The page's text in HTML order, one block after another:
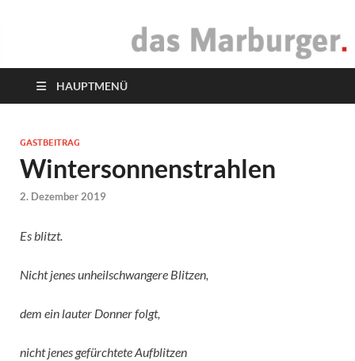
das Marburger.
HAUPTMENÜ
GASTBEITRAG
Wintersonnenstrahlen
2. Dezember 2019
Es blitzt.
Nicht jenes unheilschwangere Blitzen,
dem ein lauter Donner folgt,
nicht jenes gefürchtete Aufblitzen